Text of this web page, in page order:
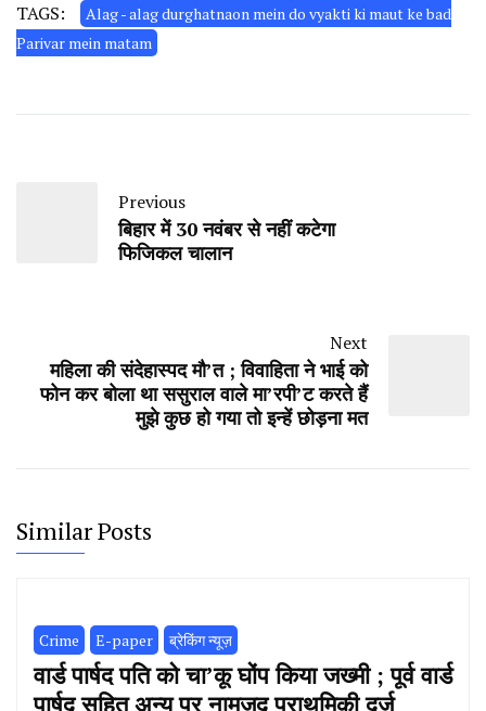
TAGS:
Alag - alag durghatnaon mein do vyakti ki maut ke bad
Parivar mein matam
Previous
बिहार में 30 नवंबर से नहीं कटेगा
फिजिकल चालान
Next
महिला की संदेहास्पद मौ’त ; विवाहिता ने भाई को
फोन कर बोला था ससुराल वाले मा’रपी’ट करते हैं
मुझे कुछ हो गया तो इन्हें छोड़ना मत
Similar Posts
Crime E-paper ब्रेकिंग न्यूज़
वार्ड पार्षद पति को चा’कू घोंप किया जख्मी ; पूर्व वार्ड
पार्षद सहित अन्य पर नामजद प्राथमिकी दर्ज